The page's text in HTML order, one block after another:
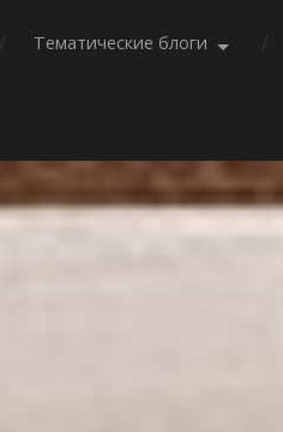
Тематические блоги